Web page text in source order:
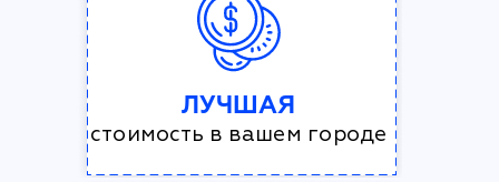
ЛУЧШАЯ
стоимость в вашем городе